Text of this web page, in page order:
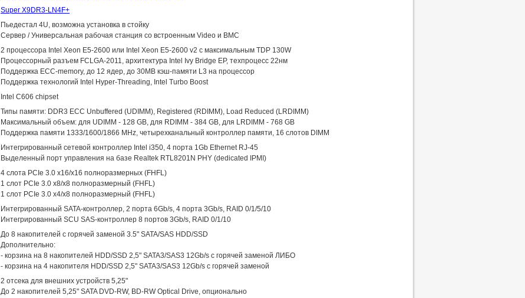
Super X9DR3-LN4F+
Пьедестал 4U, возможна установка в стойку
Сервер / Универсальная рабочая станция со встроенным Video и BMC
2 процессора Intel Xeon E5-2600 или Intel Xeon E5-2600 v2 с максимальным TDP 130W
Процессорный разъем FCLGA-2011, архитектура Intel Ivy Bridge EP, техпроцесс 22нм
Поддержка ECC-memory, до 12 ядер, до 30MB кэш-памяти L3 на процессор
Поддержка технологий Intel Hyper-Threading, Intel Turbo Boost
Intel C606 chipset
Типы памяти: DDR3 ECC Unbuffered (UDIMM), Registered (RDIMM), Load Reduced (LRDIMM)
Максимальный объем: для UDIMM - 128 GB, для RDIMM - 384 GB, для LRDIMM - 768 GB
Поддержка памяти 1333/1600/1866 MHz, четырехканальный контроллер памяти, 16 слотов DIMM
Интегрированный сетевой контроллер Intel i350, 4 порта 1Gb Ethernet RJ-45
Выделенный порт управления на базе Realtek RTL8201N PHY (dedicated IPMI)
4 слота PCIe 3.0 x16/x16 полноразмерных (FHFL)
1 слот PCIe 3.0 x8/x8 полноразмерный (FHFL)
1 слот PCIe 3.0 x4/x8 полноразмерный (FHFL)
Интегрированный SATA-контроллер, 2 порта 6Gb/s, 4 порта 3Gb/s, RAID 0/1/5/10
Интегрированный SCU SAS-контроллер 8 портов 3Gb/s, RAID 0/1/10
До 8 накопителей с горячей заменой 3.5" SATA/SAS HDD/SSD
Дополнительно:
- корзина на 8 накопителей HDD/SSD 2,5" SATA3/SAS3 12Gb/s с горячей заменой ЛИБО
- корзина на 4 накопителя HDD/SSD 2,5" SATA3/SAS3 12Gb/s с горячей заменой
2 отсека для внешних устройств 5,25"
До 2 накопителей 5,25" SATA DVD-RW, BD-RW Optical Drive, опционально